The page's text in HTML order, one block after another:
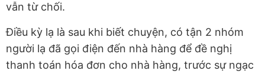
vẫn từ chối.
Điều kỳ lạ là sau khi biết chuyện, có tận 2 nhóm
người lạ đã gọi điện đến nhà hàng để đề nghị
thanh toán hóa đơn cho nhà hàng, trước sự ngạc